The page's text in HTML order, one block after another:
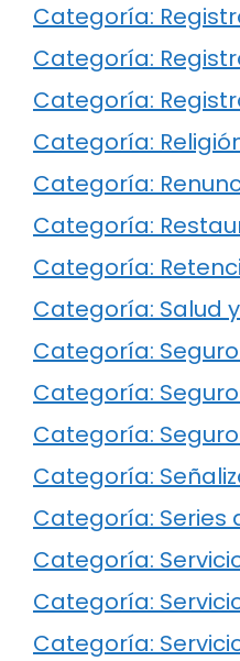
Categoría:
Categoría:
Categoría:
Categoría:
Categoría:
Categoría:
Categoría:
Categoría: Salud
Categoría:
Categoría:
Categoría:
Categoría:
Categoría: Series
Categoría:
Categoría:
Categoría: